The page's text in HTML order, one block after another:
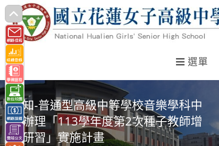
跳
轉
至
主
要
內
容
選單
轉知-普通型高級中等學校音樂學科中
心辦理「113學年度第2次種子教師增
能研習」實施計畫